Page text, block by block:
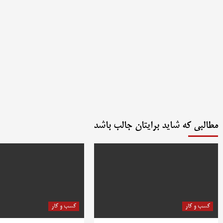
مطالبی که شاید برایتان جالب باشد
کسب و کار کسب و کار